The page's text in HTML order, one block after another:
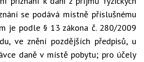
se podává místně příslušnému
je podle § 13 zákona č. 280/2009
ve znění pozdějších předpisů, u
daně v místě pobytu; pro účely